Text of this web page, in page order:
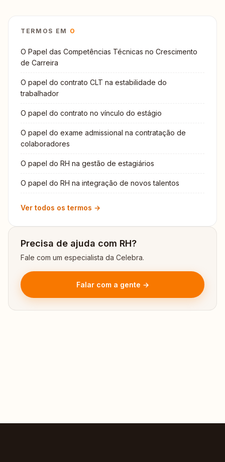
TERMOS EM O
O Papel das Competências Técnicas no Crescimento
de Carreira
O papel do contrato CLT na estabilidade do
trabalhador
O papel do contrato no vínculo do estágio
O papel do exame admissional na contratação de
colaboradores
O papel do RH na gestão de estagiários
O papel do RH na integração de novos talentos
Ver todos os termos →
Precisa de ajuda com RH?
Fale com um especialista da Celebra.
Falar com a gente →